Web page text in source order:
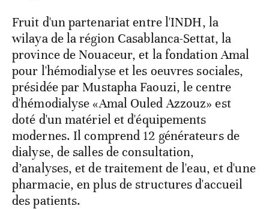
Fruit d'un partenariat entre l'INDH, la
wilaya de la région Casablanca-Settat, la
province de Nouaceur, et la fondation Amal
pour l'hémodialyse et les oeuvres sociales,
présidée par Mustapha Faouzi, le centre
d'hémodialyse «Amal Ouled Azzouz» est
doté d'un matériel et d'équipements
modernes. Il comprend 12 générateurs de
dialyse, de salles de consultation,
d’analyses, et de traitement de l'eau, et d'une
pharmacie, en plus de structures d'accueil
des patients.